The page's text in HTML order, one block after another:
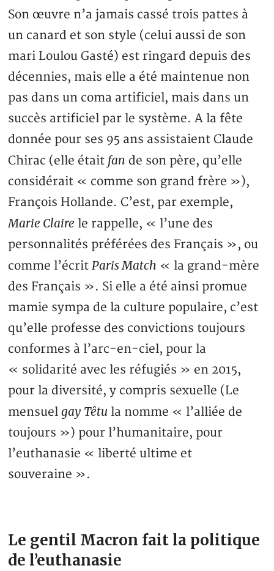
Son œuvre n’a jamais cassé trois pattes à
un canard et son style (celui aussi de son
mari Loulou Gasté) est ringard depuis des
décennies, mais elle a été maintenue non
pas dans un coma artificiel, mais dans un
succès artificiel par le système. A la fête
donnée pour ses 95 ans assistaient Claude
Chirac (elle était fan de son père, qu’elle
considérait « comme son grand frère »),
François Hollande. C’est, par exemple,
Marie Claire le rappelle, « l’une des
personnalités préférées des Français », ou
comme l’écritParis Match « la grand-mère
des Français ». Si elle a été ainsi promue
mamie sympa de la culture populaire, c’est
qu’elle professe des convictions toujours
conformes à l’arc-en-ciel, pour la
« solidarité avec les réfugiés » en 2015,
pour la diversité, y compris sexuelle (Le
mensuelgay Têtu la nomme « l’alliée de
toujours ») pour l’humanitaire, pour
l’euthanasie « liberté ultime et
souveraine ».
Le gentil Macron fait la politique
de l’euthanasie